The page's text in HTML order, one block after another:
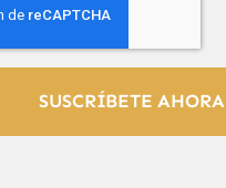
SUSCRÍBETE AHORA